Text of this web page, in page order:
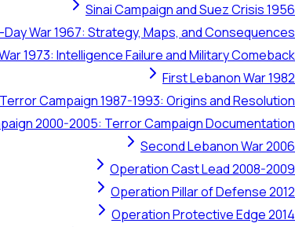
Sinai Campaign and Suez Crisis 1956
Day War 1967: Strategy, Maps, and Consequences
1973: Intelligence Failure and Military Comeback
First Lebanon War 1982
Campaign 1987-1993: Origins and Resolution
2000-2005: Terror Campaign Documentation
Second Lebanon War 2006
Operation Cast Lead 2008-2009
Operation Pillar of Defense 2012
Operation Protective Edge 2014